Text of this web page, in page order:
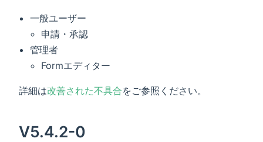
一般ユーザー
申請・承認
管理者
Formエディター
詳細は改善された不具合をご参照ください。
V5.4.2-0